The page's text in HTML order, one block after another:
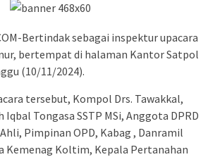
Bertindak sebagai inspektur upacara
bertempat di halaman Kantor Satpol
(10/11/2024).
tersebut, Kompol Drs. Tawakkal,
Iqbal Tongasa SSTP MSi, Anggota DPRD
Pimpinan OPD, Kabag , Danramil
Kemenag Koltim, Kepala Pertanahan